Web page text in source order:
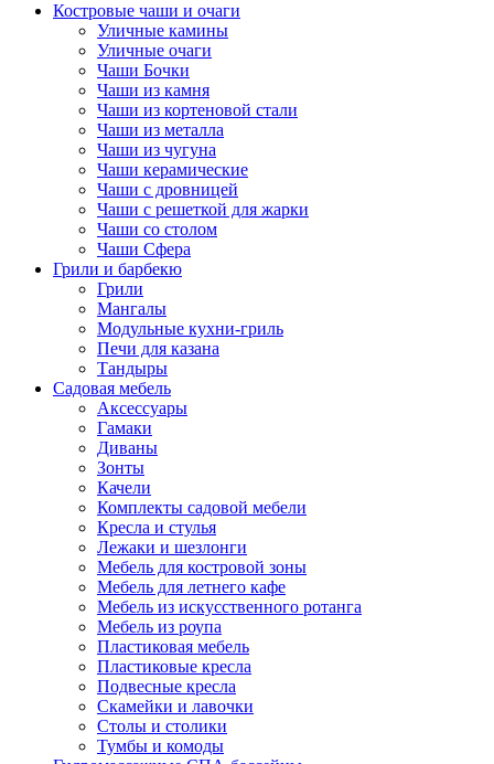
Костровые чаши и очаги
Уличные камины
Уличные очаги
Чаши Бочки
Чаши из камня
Чаши из кортеновой стали
Чаши из металла
Чаши из чугуна
Чаши керамические
Чаши с дровницей
Чаши с решеткой для жарки
Чаши со столом
Чаши Сфера
Грили и барбекю
Грили
Мангалы
Модульные кухни-гриль
Печи для казана
Тандыры
Садовая мебель
Аксессуары
Гамаки
Диваны
Зонты
Качели
Комплекты садовой мебели
Кресла и стулья
Лежаки и шезлонги
Мебель для костровой зоны
Мебель для летнего кафе
Мебель из искусственного ротанга
Мебель из роупа
Пластиковая мебель
Пластиковые кресла
Подвесные кресла
Скамейки и лавочки
Столы и столики
Тумбы и комоды